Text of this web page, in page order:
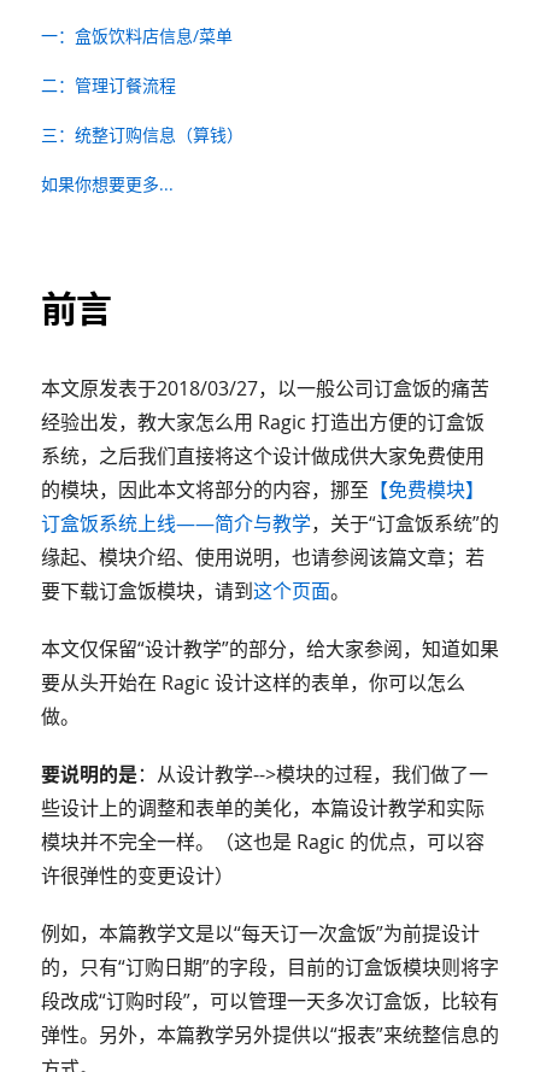
一：盒饭饮料店信息/菜单
二：管理订餐流程
三：统整订购信息（算钱）
如果你想要更多...
前言
本文原发表于2018/03/27，以一般公司订盒饭的痛苦
经验出发，教大家怎么用 Ragic 打造出方便的订盒饭
系统，之后我们直接将这个设计做成供大家免费使用
的模块，因此本文将部分的内容，挪至 【免费模块】
订盒饭系统上线——简介与教学，关于“订盒饭系统”的
缘起、模块介绍、使用说明，也请参阅该篇文章；若
要下载订盒饭模块，请到这个页面。
本文仅保留“设计教学”的部分，给大家参阅，知道如果
要从头开始在 Ragic 设计这样的表单，你可以怎么
做。
要说明的是：从设计教学-->模块的过程，我们做了一
些设计上的调整和表单的美化，本篇设计教学和实际
模块并不完全一样。（这也是 Ragic 的优点，可以容
许很弹性的变更设计）
例如，本篇教学文是以“每天订一次盒饭”为前提设计
的，只有“订购日期”的字段，目前的订盒饭模块则将字
段改成“订购时段”，可以管理一天多次订盒饭，比较有
弹性。另外，本篇教学另外提供以“报表”来统整信息的